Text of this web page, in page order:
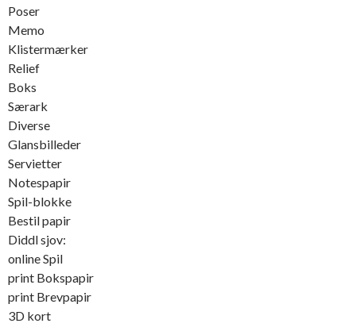
Poser
Memo
Klistermærker
Relief
Boks
Særark
Diverse
Glansbilleder
Servietter
Notespapir
Spil-blokke
Bestil papir
Diddl sjov:
online Spil
print Bokspapir
print Brevpapir
3D kort